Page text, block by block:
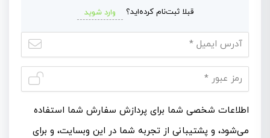
قبلا ثبت‌نام کرده‌اید؟ وارد شوید
اطلاعات شخصی شما برای پردازش سفارش شما استفاده
می‌شود، و پشتیبانی از تجربه شما در این وبسایت، و برای